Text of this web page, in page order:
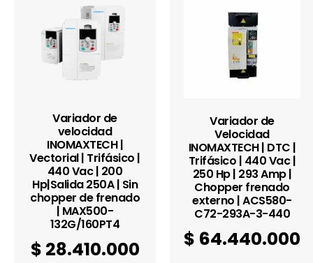
Variador de
velocidad
INOMAXTECH |
Vectorial | Trifásico |
440 Vac | 200
Hp|Salida 250A | Sin
chopper de frenado
| MAX500-
132G/160PT4
$ 28.410.000
Variador de
Velocidad
INOMAXTECH | DTC |
Trifásico | 440 Vac |
250 Hp | 293 Amp |
Chopper frenado
externo | ACS580-
C72-293A-3-440
$ 64.440.000